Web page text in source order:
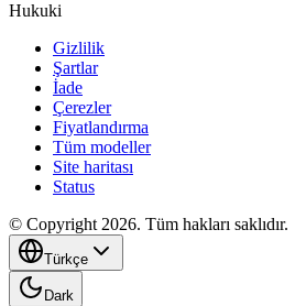
Hukuki
Gizlilik
Şartlar
İade
Çerezler
Fiyatlandırma
Tüm modeller
Site haritası
Status
© Copyright 2026. Tüm hakları saklıdır.
Türkçe
Dark